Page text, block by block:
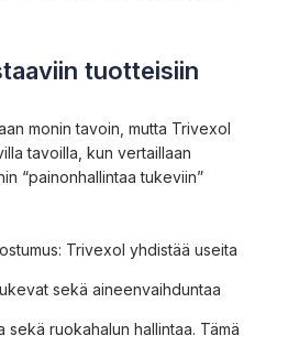
tuotteisiin
monin tavoin, mutta Trivexol
tavoilla, kun vertaillaan
“painonhallintaa tukeviin”
Trivexol yhdistää useita
sekä aineenvaihduntaa
sekä ruokahalun hallintaa. Tämä